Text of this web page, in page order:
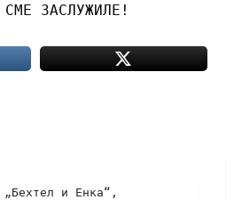
ЗАСЛУЖИЛЕ!
„Бехтел и Енка“,